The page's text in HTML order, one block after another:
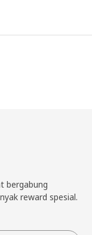
bergabung
reward spesial.